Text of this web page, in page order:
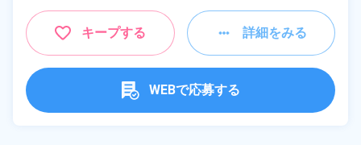
お仕事
出典：「位置参照情報」(国土交通省）の加工情報・「HeartRails
Geo API」(HeartRails Inc.)
キープする 詳細をみる
WEBで応募する